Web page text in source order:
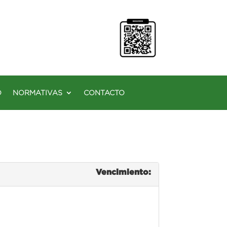
NORMATIVAS CONTACTO
Vencimiento: